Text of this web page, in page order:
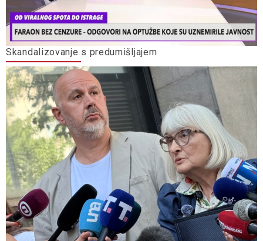
Skandalizovanje s predumišljajem